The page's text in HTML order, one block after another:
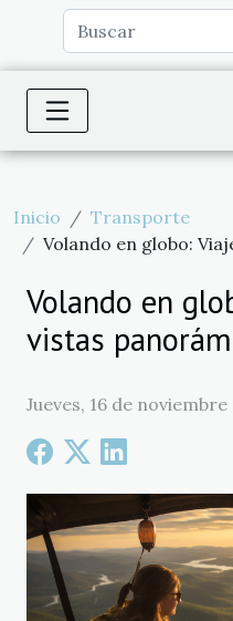
Inicio
Transporte
Volando en globo:
Volando en
vistas
Jueves, 16 de noviembre